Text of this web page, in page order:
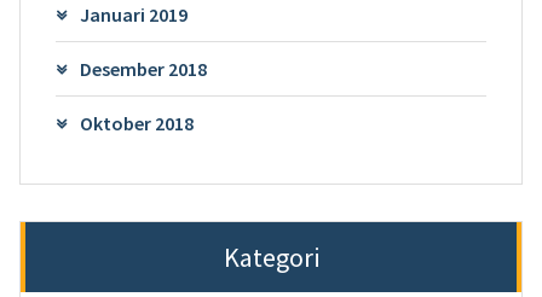
Januari 2019
Desember 2018
Oktober 2018
Kategori